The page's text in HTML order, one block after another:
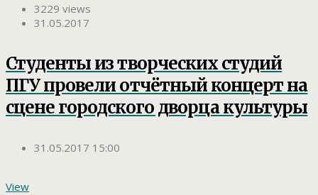
3229 views
31.05.2017
Студенты из творческих студий
ПГУ провели отчётный концерт на
сцене городского дворца культуры
31.05.2017 15:00
View